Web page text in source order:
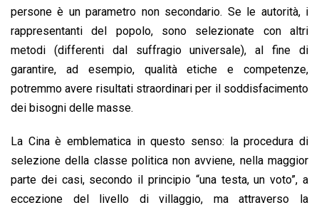
persone è un parametro non secondario. Se le autorità, i
rappresentanti del popolo, sono selezionate con altri
metodi (differenti dal suffragio universale), al fine di
garantire, ad esempio, qualità etiche e competenze,
potremmo avere risultati straordinari per il soddisfacimento
dei bisogni delle masse.
La Cina è emblematica in questo senso: la procedura di
selezione della classe politica non avviene, nella maggior
parte dei casi, secondo il principio “una testa, un voto”, a
eccezione del livello di villaggio, ma attraverso la